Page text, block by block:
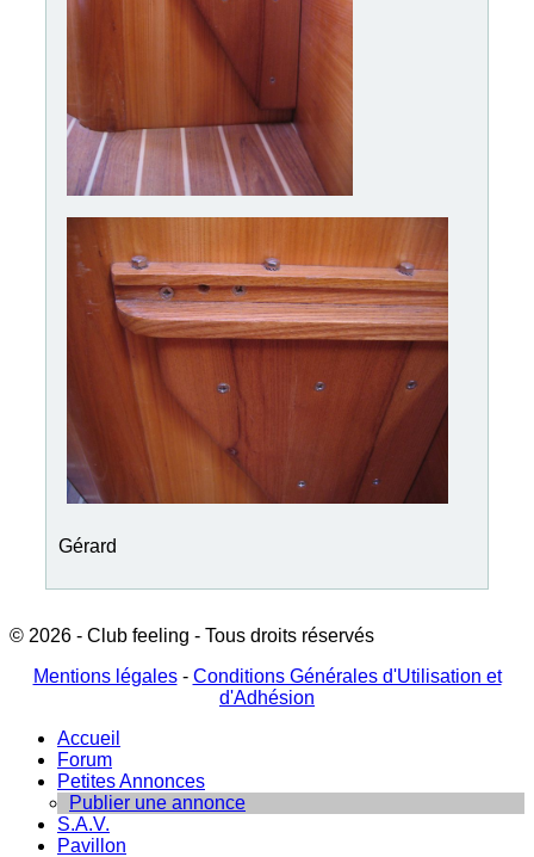
Gérard
© 2026 - Club feeling - Tous droits réservés
Mentions légales- Conditions Générales d'Utilisation et
d'Adhésion
Accueil
Forum
Petites Annonces
Publier une annonce
S.A.V.
Pavillon